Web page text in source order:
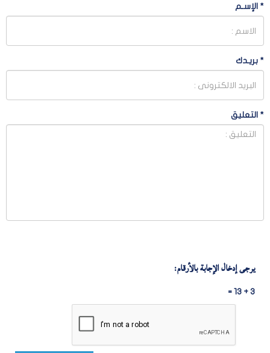
* الإسـم
* بريـدك
* التعليق
يرجى إدخال الإجابة بالأرقام:
3 + 13 =